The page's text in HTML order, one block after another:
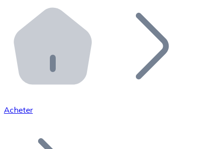
Distributeurs automatiques Bitnovo
Intégrez un ATM Bitnovo dans votre entreprise et
API Bitnovo
Intégrez notre API dans votre écosystème.
Rejoignez notre réseau de distributeurs et
Ajoutez le token de votre projet à notre service
Acheter